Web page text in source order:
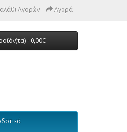
Αγορών Αγορά
- 0,00€